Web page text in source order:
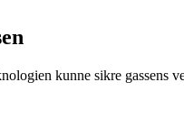
kunne sikre